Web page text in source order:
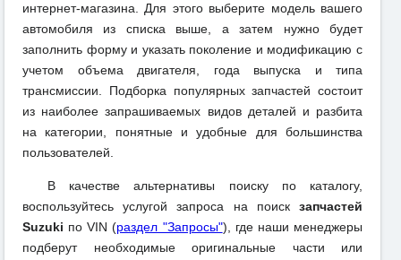
интернет-магазина. Для этого выберите модель вашего
автомобиля из списка выше, а затем нужно будет
заполнить форму и указать поколение и модификацию с
учетом объема двигателя, года выпуска и типа
трансмиссии. Подборка популярных запчастей состоит
из наиболее запрашиваемых видов деталей и разбита
на категории, понятные и удобные для большинства
пользователей.
В качестве альтернативы поиску по каталогу,
воспользуйтесь услугой запроса на поиск запчастей
Suzuki по VIN (раздел "Запросы"), где наши менеджеры
подберут необходимые оригинальные части или